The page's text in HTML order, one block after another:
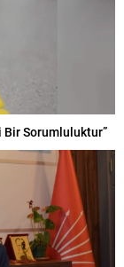
Sorumluluktur”